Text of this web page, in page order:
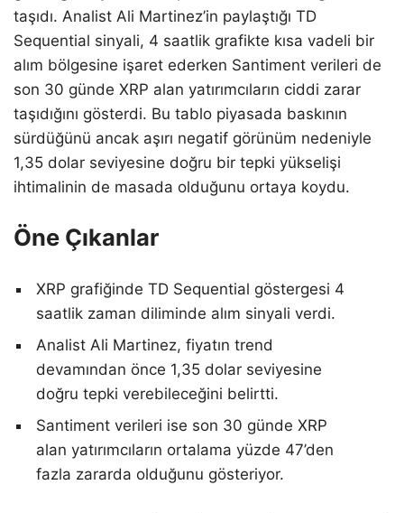
taşıdı. Analist Ali Martinez’in paylaştığı TD
Sequential sinyali, 4 saatlik grafikte kısa vadeli bir
alım bölgesine işaret ederken Santiment verileri de
son 30 günde XRP alan yatırımcıların ciddi zarar
taşıdığını gösterdi. Bu tablo piyasada baskının
sürdüğünü ancak aşırı negatif görünüm nedeniyle
1,35 dolar seviyesine doğru bir tepki yükselişi
ihtimalinin de masada olduğunu ortaya koydu.
Öne Çıkanlar
XRP grafiğinde TD Sequential göstergesi 4
saatlik zaman diliminde alım sinyali verdi.
Analist Ali Martinez, fiyatın trend
devamından önce 1,35 dolar seviyesine
doğru tepki verebileceğini belirtti.
Santiment verileri ise son 30 günde XRP
alan yatırımcıların ortalama yüzde 47’den
fazla zararda olduğunu gösteriyor.